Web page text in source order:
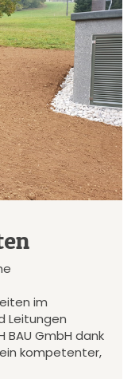
im
Leitungen
BAU GmbH dank
kompetenter,